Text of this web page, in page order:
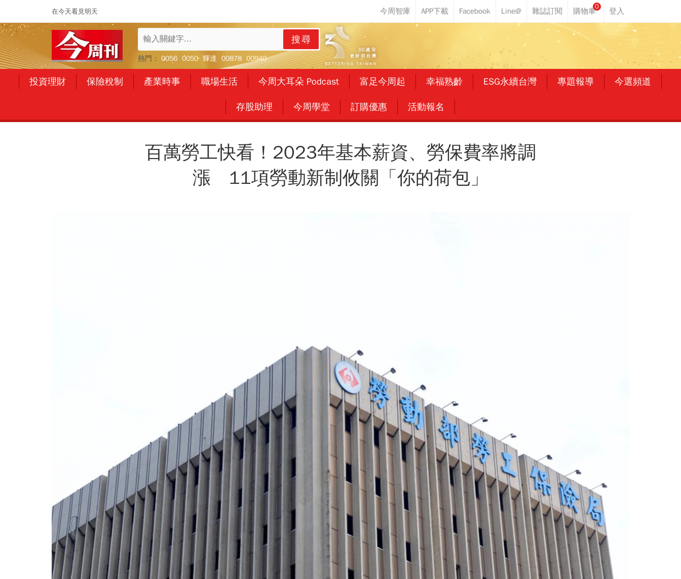
在今天看見明天
0
搜尋
熱門： 0056 0050 輝達 00878 00940
投資理財 保險稅制 產業時事 職場生活 今周大耳朵 Podcast 富足今周起 幸福熟齡 ESG永續台灣 專題報導 今選頻道
存股助理 今周學堂 訂購優惠 活動報名
百萬勞工快看！2023年基本薪資、勞保費率將調
漲 11項勞動新制攸關「你的荷包」